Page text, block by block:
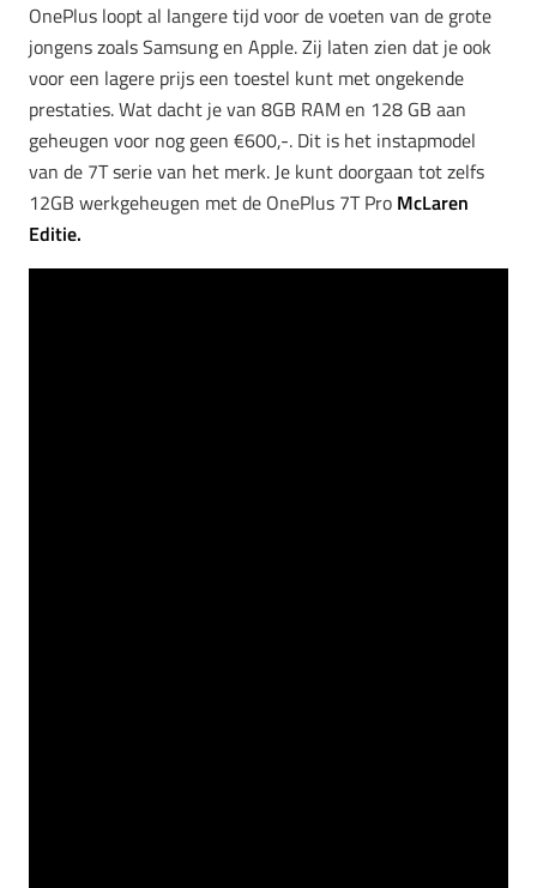
OnePlus loopt al langere tijd voor de voeten van de grote
jongens zoals Samsung en Apple. Zij laten zien dat je ook
voor een lagere prijs een toestel kunt met ongekende
prestaties. Wat dacht je van 8GB RAM en 128 GB aan
geheugen voor nog geen €600,-. Dit is het instapmodel
van de 7T serie van het merk. Je kunt doorgaan tot zelfs
12GB werkgeheugen met de OnePlus 7T Pro McLaren
Editie.